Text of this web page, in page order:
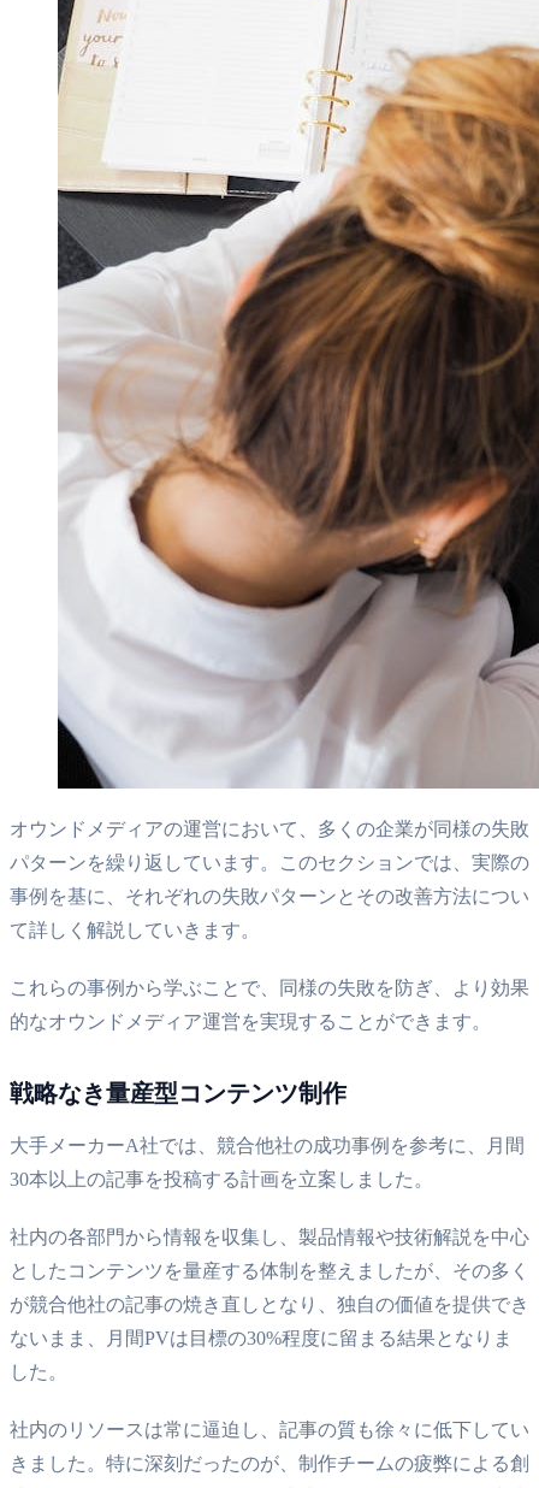
オウンドメディアの運営において、多くの企業が同様の失敗
パターンを繰り返しています。このセクションでは、実際の
事例を基に、それぞれの失敗パターンとその改善方法につい
て詳しく解説していきます。
これらの事例から学ぶことで、同様の失敗を防ぎ、より効果
的なオウンドメディア運営を実現することができます。
戦略なき量産型コンテンツ制作
大手メーカーA社では、競合他社の成功事例を参考に、月間
30本以上の記事を投稿する計画を立案しました。
社内の各部門から情報を収集し、製品情報や技術解説を中心
としたコンテンツを量産する体制を整えましたが、その多く
が競合他社の記事の焼き直しとなり、独自の価値を提供でき
ないまま、月間PVは目標の30%程度に留まる結果となりま
した。
社内のリソースは常に逼迫し、記事の質も徐々に低下してい
きました。特に深刻だったのが、制作チームの疲弊による創